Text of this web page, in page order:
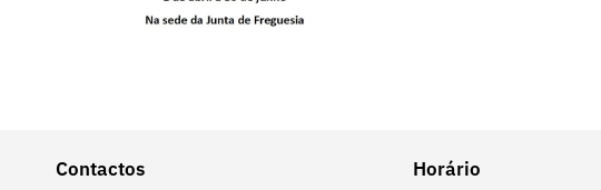
Contactos Horário